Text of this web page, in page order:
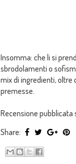
Insomma: che li si
sbrodolamenti o
mix di ingredienti, oltre
premesse.
Recensione pubblicata
Share: